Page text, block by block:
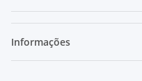
Informações